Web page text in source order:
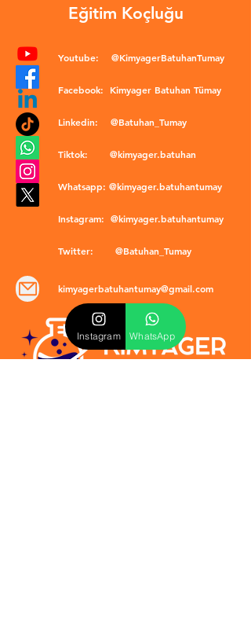
Eğitim Koçluğu
Youtube: @KimyagerBatuhanTumay
Facebook: Kimyager Batuhan Tümay
Linkedin: @Batuhan_Tumay
Tiktok: @kimyager.batuhan
Whatsapp: @kimyager.batuhantumay
Instagram: @kimyager.batuhantumay
Twitter: @Batuhan_Tumay
kimyagerbatuhantumay@gmail.com
Instagram WhatsApp